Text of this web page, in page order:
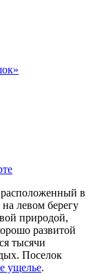
в
левом берегу
природой,
развитой
тысячи
Поселок
ущелье.